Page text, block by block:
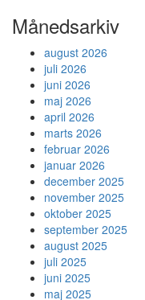
Månedsarkiv
august 2026
juli 2026
juni 2026
maj 2026
april 2026
marts 2026
februar 2026
januar 2026
december 2025
november 2025
oktober 2025
september 2025
august 2025
juli 2025
juni 2025
maj 2025